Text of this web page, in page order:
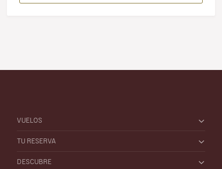
VUELOS
TU RESERVA
DESCUBRE